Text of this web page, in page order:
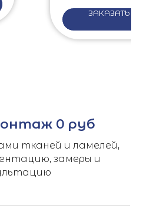
ЗАКАЗАТЬ
0 руб
тканей и ламелей,
замеры и